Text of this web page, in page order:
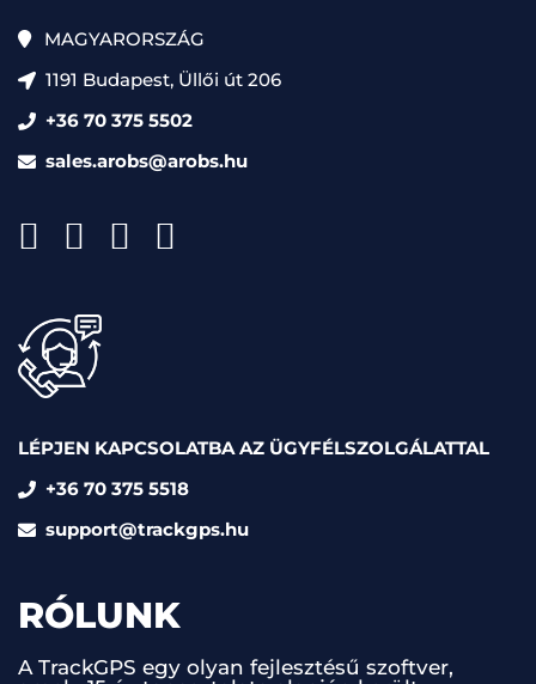
MAGYARORSZÁG
1191 Budapest, Üllői út 206
+36 70 375 5502
sales.arobs@arobs.hu
LÉPJEN KAPCSOLATBA AZ ÜGYFÉLSZOLGÁLATTAL
+36 70 375 5518
support@trackgps.hu
RÓLUNK
A TrackGPS egy olyan fejlesztésű szoftver,